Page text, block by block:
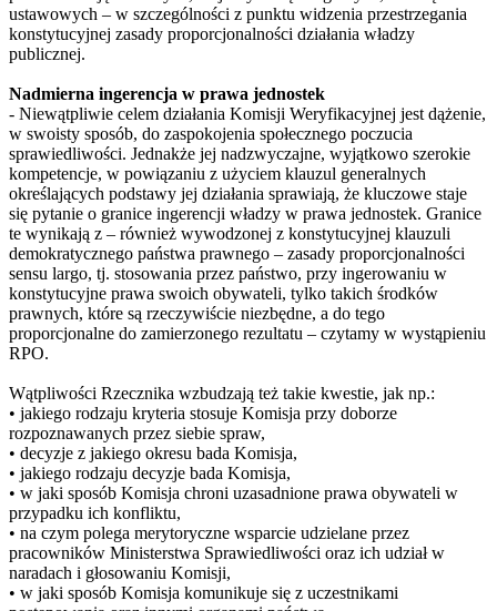
ustawowych – w szczególności z punktu widzenia przestrzegania
konstytucyjnej zasady proporcjonalności działania władzy
publicznej.
Nadmierna ingerencja w prawa jednostek
- Niewątpliwie celem działania Komisji Weryfikacyjnej jest dążenie,
w swoisty sposób, do zaspokojenia społecznego poczucia
sprawiedliwości. Jednakże jej nadzwyczajne, wyjątkowo szerokie
kompetencje, w powiązaniu z użyciem klauzul generalnych
określających podstawy jej działania sprawiają, że kluczowe staje
się pytanie o granice ingerencji władzy w prawa jednostek. Granice
te wynikają z – również wywodzonej z konstytucyjnej klauzuli
demokratycznego państwa prawnego – zasady proporcjonalności
sensu largo, tj. stosowania przez państwo, przy ingerowaniu w
konstytucyjne prawa swoich obywateli, tylko takich środków
prawnych, które są rzeczywiście niezbędne, a do tego
proporcjonalne do zamierzonego rezultatu – czytamy w wystąpieniu
RPO.
Wątpliwości Rzecznika wzbudzają też takie kwestie, jak np.:
• jakiego rodzaju kryteria stosuje Komisja przy doborze
rozpoznawanych przez siebie spraw,
• decyzje z jakiego okresu bada Komisja,
• jakiego rodzaju decyzje bada Komisja,
• w jaki sposób Komisja chroni uzasadnione prawa obywateli w
przypadku ich konfliktu,
• na czym polega merytoryczne wsparcie udzielane przez
pracowników Ministerstwa Sprawiedliwości oraz ich udział w
naradach i głosowaniu Komisji,
• w jaki sposób Komisja komunikuje się z uczestnikami